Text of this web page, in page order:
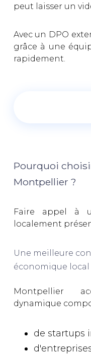
peut laisser un
Avec un DPO
grâce à une
rapidement.
Pourquoi
Montpellier ?
Faire appel à
localement
Une meilleure
économique local
Montpellier
dynamique
de startups